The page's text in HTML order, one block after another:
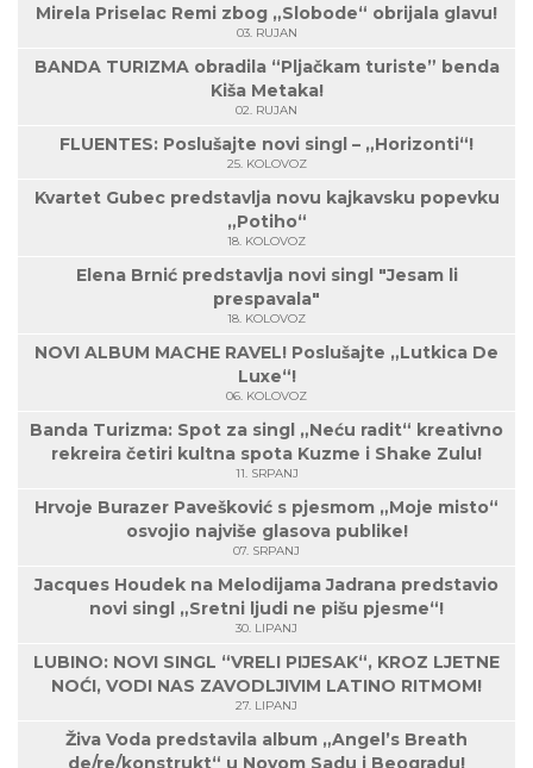
Mirela Priselac Remi zbog „Slobode“ obrijala glavu!
03. RUJAN
BANDA TURIZMA obradila “Pljačkam turiste” benda
Kiša Metaka!
02. RUJAN
FLUENTES: Poslušajte novi singl – „Horizonti“!
25. KOLOVOZ
Kvartet Gubec predstavlja novu kajkavsku popevku
„Potiho“
18. KOLOVOZ
Elena Brnić predstavlja novi singl "Jesam li
prespavala"
18. KOLOVOZ
NOVI ALBUM MACHE RAVEL! Poslušajte „Lutkica De
Luxe“!
06. KOLOVOZ
Banda Turizma: Spot za singl „Neću radit“ kreativno
rekreira četiri kultna spota Kuzme i Shake Zulu!
11. SRPANJ
Hrvoje Burazer Pavešković s pjesmom „Moje misto“
osvojio najviše glasova publike!
07. SRPANJ
Jacques Houdek na Melodijama Jadrana predstavio
novi singl „Sretni ljudi ne pišu pjesme“!
30. LIPANJ
LUBINO: NOVI SINGL “VRELI PIJESAK“, KROZ LJETNE
NOĆI, VODI NAS ZAVODLJIVIM LATINO RITMOM!
27. LIPANJ
Živa Voda predstavila album „Angel’s Breath
de/re/konstrukt“ u Novom Sadu i Beogradu!